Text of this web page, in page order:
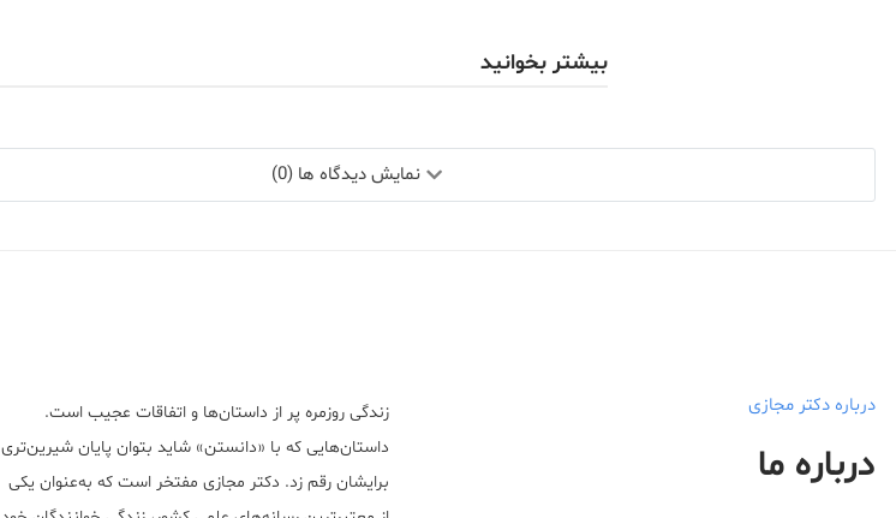
بیشتر بخوانید
نمایش دیدگاه ها (0)
درباره دکتر مجازی
درباره ما
زندگی روزمره پر از داستان‌ها و اتفاقات عجیب است.
داستان‌هایی که با «دانستن» شاید بتوان پایان شیرین‌تری
برایشان رقم زد. دکتر مجازی مفتخر است که به‌عنوان یکی